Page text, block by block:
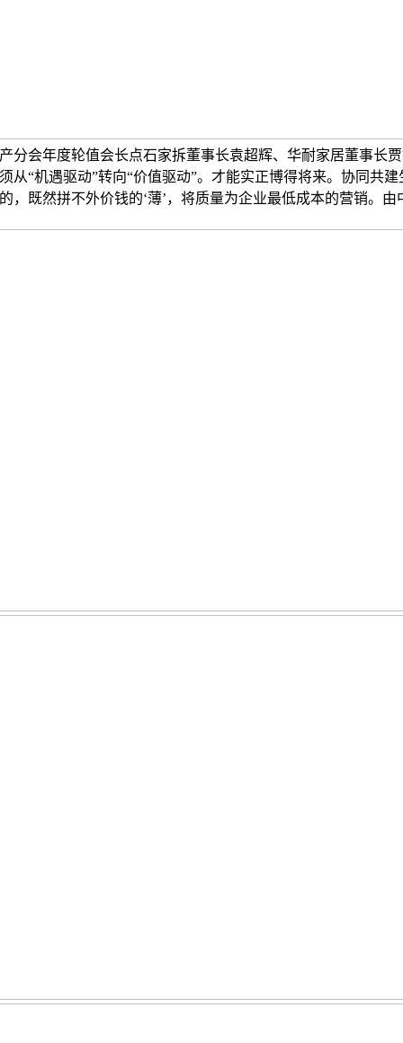
分会年度轮值会长点石家拆董事长袁超辉、华耐家居董事长
从“机遇驱动”转向“价值驱动”。才能实正博得将来。协同共
，既然拼不外价钱的‘薄’，将质量为企业最低成本的营销。由